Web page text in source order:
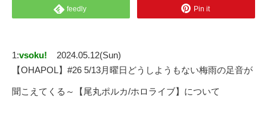
feedly Pin it
1:vsoku!
2024.05.12(Sun)
【OHAPOL】#26 5/13月曜日どうしようもない梅雨の足音が
聞こえてくる～【尾丸ポルカ/ホロライブ】について